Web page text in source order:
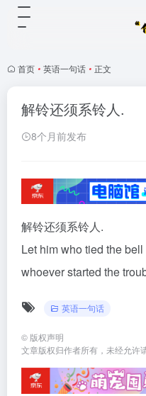
首页 • 英语一句话 • 正文
解铃还须系铃人.
8个月前发布
解铃还须系铃人.
Let him who tied the
whoever started the
英语一句话
© 版权声明
文章版权归作者所有，未经允许